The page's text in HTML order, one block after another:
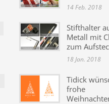
14 Feb. 2018
Stifthalter
Metall mit
zum
18 Jan. 2018
Tidick
frohe